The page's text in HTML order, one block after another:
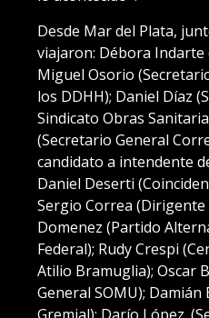
Desde Mar del Plata,
viajaron: Débora Indarte
Miguel Osorio
los DDHH); Daniel Díaz
Sindicato Obras
(Secretario General
candidato a intendente
Daniel Deserti
Sergio Correa
Domenez (Partido
Federal); Rudy Crespi
Atilio Bramuglia); Oscar
General SOMU);